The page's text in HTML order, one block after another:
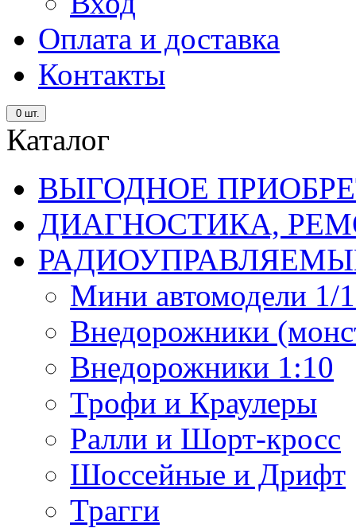
Оплата и доставка
Контакты
0 шт.
Каталог
ВЫГОДНОЕ
ДИАГНОСТИКА,
Мини автомодели 1/
Внедорожники
Внедорожники 1:10
Трофи и Краулеры
Ралли и Шорт-кросс
Шоссейные и Дрифт
Трагги